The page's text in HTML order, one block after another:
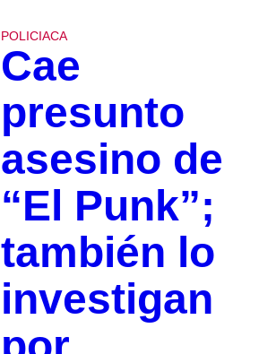
POLICIACA
Cae
presunto
asesino de
“El Punk”;
también lo
investigan